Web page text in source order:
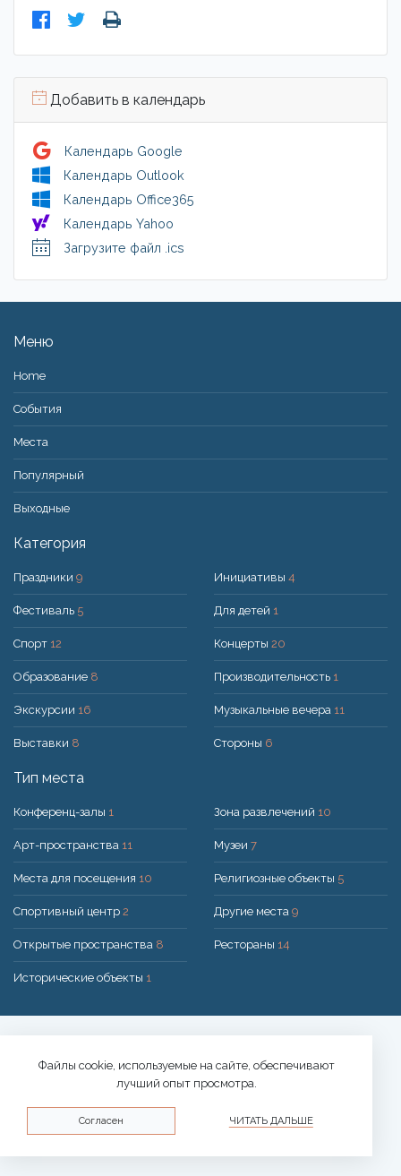
Добавить в календарь
Календарь Google
Календарь Outlook
Календарь Office365
Календарь Yahoo
Загрузите файл .ics
Меню
Home
События
Места
Популярный
Bыходные
Категория
Праздники 9
Фестиваль 5
Спорт 12
Образование 8
Экскурсии 16
Выставки 8
Инициативы 4
Для детей 1
Концерты 20
Производительность 1
Музыкальные вечера 11
Стороны 6
Тип места
Конференц-залы 1
Арт-пространства 11
Места для посещения 10
Спортивный центр 2
Открытые пространства 8
Исторические объекты 1
Зона развлечений 10
Музеи 7
Религиозные объекты 5
Другие места 9
Рестораны 14
Политика конфиденциальности
Файлы cookie, используемые на сайте, обеспечивают
лучший опыт просмотра.
Согласен ЧИТАТЬ ДАЛЬШЕ